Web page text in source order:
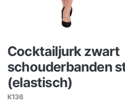
Cocktailjurk zwart
schouderbanden
(elastisch)
K136